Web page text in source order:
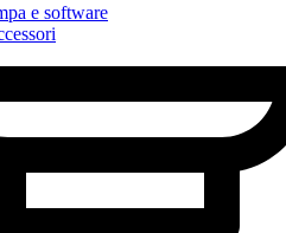
e software